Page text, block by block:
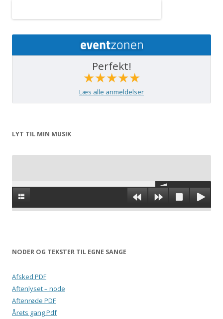
Perfekt!
★★★★★
Læs alle anmeldelser
LYT TIL MIN MUSIK
NODER OG TEKSTER TIL EGNE SANGE
Afsked PDF
Aftenlyset – node
Aftenrøde PDF
Årets gang Pdf